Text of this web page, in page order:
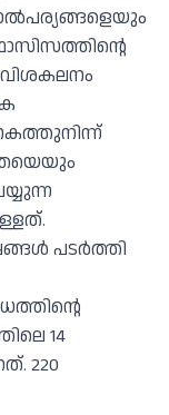
പടർത്തി
14
220